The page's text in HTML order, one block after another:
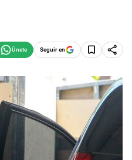
Seguir en